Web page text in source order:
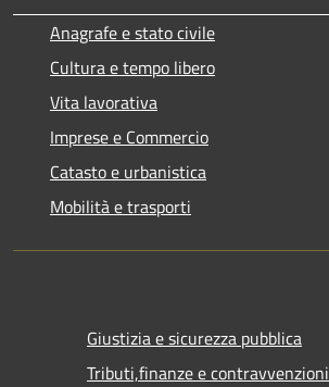
Anagrafe e stato civile
Cultura e tempo libero
Vita lavorativa
Imprese e Commercio
Catasto e urbanistica
Mobilità e trasporti
Giustizia e sicurezza pubblica
Tributi,finanze e contravvenzioni